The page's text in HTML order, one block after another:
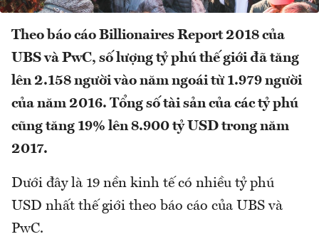
Theo báo cáo Billionaires Report 2018 của
UBS và PwC, số lượng tỷ phú thế giới đã tăng
lên 2.158 người vào năm ngoái từ 1.979 người
của năm 2016. Tổng số tài sản của các tỷ phú
cũng tăng 19% lên 8.900 tỷ USD trong năm
2017.
Dưới đây là 19 nền kinh tế có nhiều tỷ phú
USD nhất thế giới theo báo cáo của UBS và
PwC.